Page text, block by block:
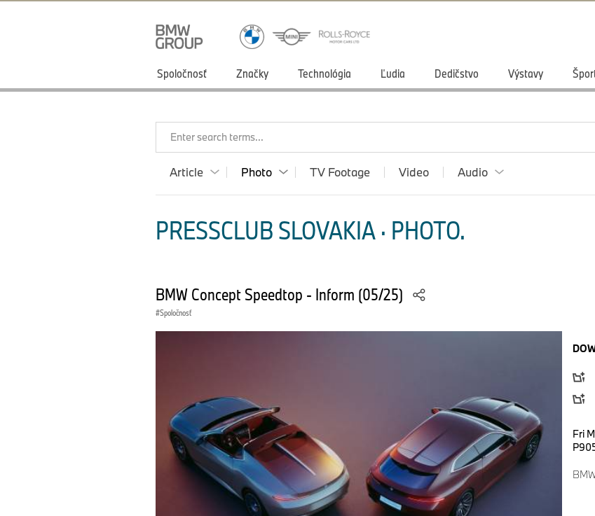
Spoločnosť Značky Technológia Ľudia Dedičstvo Výstavy
Enter search terms...
Article Photo TV Footage Video Audio
PRESSCLUB SLOVAKIA · PHOTO.
BMW Concept Speedtop - Inform (05/25)
Spoločnosť
Fri